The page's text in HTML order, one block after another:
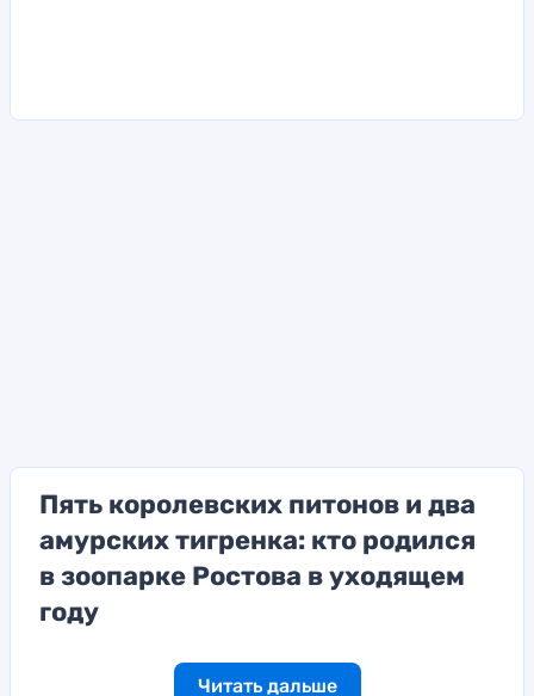
Пять королевских питонов и два
амурских тигренка: кто родился
в зоопарке Ростова в уходящем
году
Читать дальше